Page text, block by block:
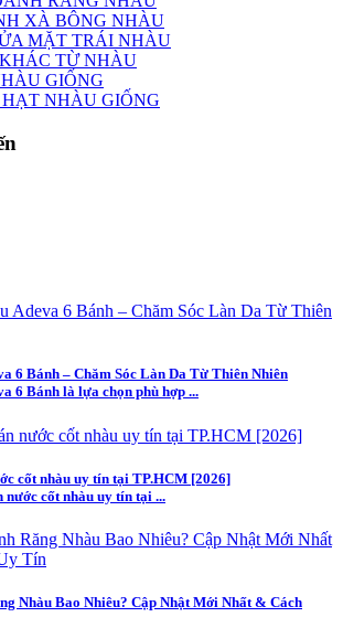
XÀ BÔNG NHÀU
MẶT TRÁI NHÀU
TỪ NHÀU
GIỐNG
HẠT NHÀU GIỐNG
6 Bánh – Chăm Sóc Làn Da Từ Thiên Nhiên
6 Bánh là lựa chọn phù hợp ...
cốt nhàu uy tín tại TP.HCM [2026]
nước cốt nhàu uy tín tại ...
Nhàu Bao Nhiêu? Cập Nhật Mới Nhất & Cách